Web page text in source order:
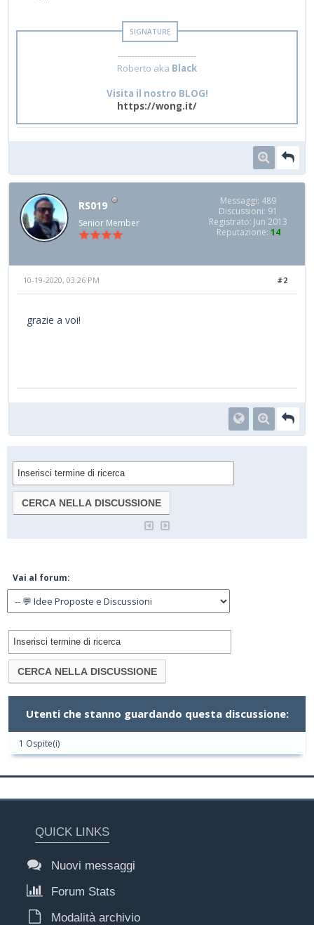
----------------------------
Roberto aka Black
Visita il nostro BLOG!
https://wong.it/
RS019
Senior Member
Messaggi: 489
Discussioni: 91
Registrato: Jun 2013
Reputazione: 14
#2
10-19-2020, 03:26 PM
grazie a voi!
Vai al forum:
Utenti che stanno guardando questa discussione:
1 Ospite(i)
QUICK LINKS
Nuovi messaggi
Forum Stats
Modalità archivio